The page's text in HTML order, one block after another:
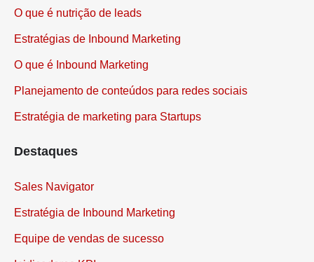
O que é nutrição de leads
Estratégias de Inbound Marketing
O que é Inbound Marketing
Planejamento de conteúdos para redes sociais
Estratégia de marketing para Startups
Destaques
Sales Navigator
Estratégia de Inbound Marketing
Equipe de vendas de sucesso